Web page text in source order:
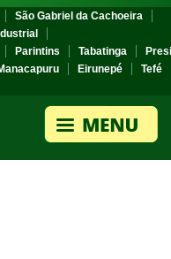
São Gabriel da Cachoeira
Parintins Tabatinga
Eirunepé
Tefé